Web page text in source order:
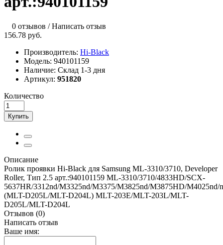
0 отзывов /Написать отзыв
156.78 руб.
Производитель: Hi-Black
Модель: 940101159
Наличие: Склад 1-3 дня
Артикул: 951820
Количество
Купить
Описание
Ролик проявки Hi-Black для Samsung ML-3310/3710, Developer
Roller, Тип 2.5 арт.:940101159 ML-3310/3710/4833HD/SCX-
5637HR/3312nd/M3325nd/M3375/M3825nd/M3875HD/M4025nd/
(MLT-D205L/MLT-D204L) MLT-203E/MLT-203L/MLT-
D205L/MLT-D204L
Отзывов (0)
Написать отзыв
Ваше имя: